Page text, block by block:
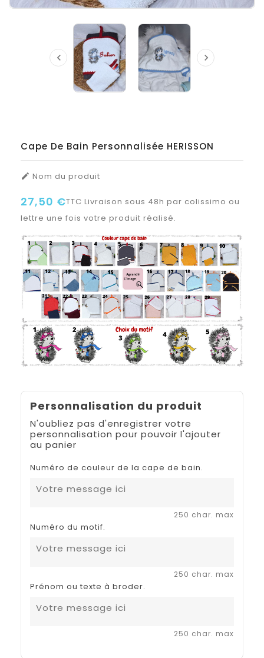
 
Cape De Bain Personnalisée HERISSON
 Nom du produit
27,50 €TTC Livraison sous 48h par colissimo ou
lettre une fois votre produit réalisé.
Personnalisation du produit
N'oubliez pas d'enregistrer votre
personnalisation pour pouvoir l'ajouter
au panier
Numéro de couleur de la cape de bain.
250 char. max
Numéro du motif.
250 char. max
Prénom ou texte à broder.
250 char. max